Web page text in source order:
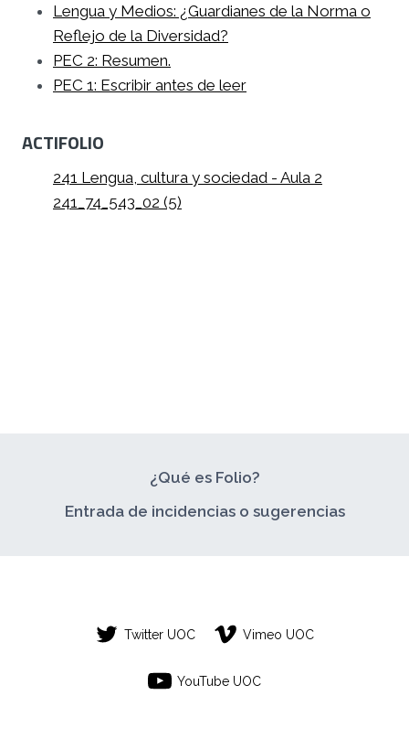
Lengua y Medios: ¿Guardianes de la Norma o
Reflejo de la Diversidad?
PEC 2: Resumen.
PEC 1: Escribir antes de leer
ACTIFOLIO
241 Lengua, cultura y sociedad - Aula 2
241_74_543_02 (5)
¿Qué es Folio?
Entrada de incidencias o sugerencias
Twitter UOC Vimeo UOC
YouTube UOC